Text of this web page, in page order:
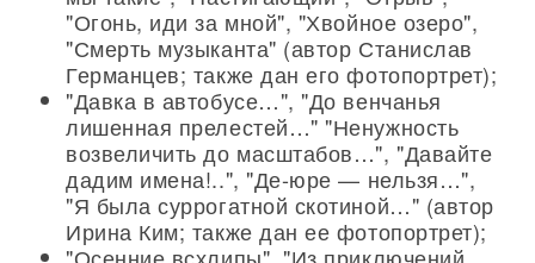
"Огонь, иди за мной", "Хвойное озеро",
"Смерть музыканта" (автор Станислав
Германцев; также дан его фотопортрет);
"Давка в автобусе…", "До венчанья
лишенная прелестей…" "Ненужность
возвеличить до масштабов…", "Давайте
дадим имена!..", "Де-юре — нельзя…",
"Я была суррогатной скотиной…" (автор
Ирина Ким; также дан ее фотопортрет);